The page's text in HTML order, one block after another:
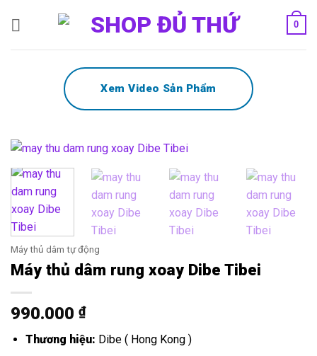
0
Xem Video Sản Phẩm
Máy thủ dâm tự động
Máy thủ dâm rung xoay Dibe Tibei
990.000 ₫
Thương hiệu: Dibe ( Hong Kong )